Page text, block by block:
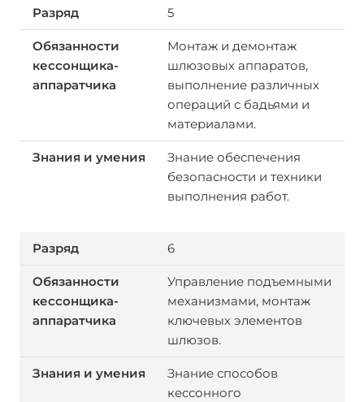
5
Монтаж и демонтаж
шлюзовых аппаратов,
выполнение различных
операций с бадьями и
материалами.
Знание обеспечения
безопасности и техники
выполнения работ.
6
Управление подъемными
механизмами, монтаж
ключевых элементов
шлюзов.
Знание способов
кессонного